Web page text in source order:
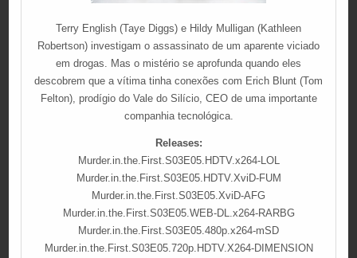
Terry English (Taye Diggs) e Hildy Mulligan (Kathleen
Robertson) investigam o assassinato de um aparente viciado
em drogas. Mas o mistério se aprofunda quando eles
descobrem que a vítima tinha conexões com Erich Blunt (Tom
Felton), prodígio do Vale do Silício, CEO de uma importante
companhia tecnológica.
Releases:
Murder.in.the.First.S03E05.HDTV.x264-LOL
Murder.in.the.First.S03E05.HDTV.XviD-FUM
Murder.in.the.First.S03E05.XviD-AFG
Murder.in.the.First.S03E05.WEB-DL.x264-RARBG
Murder.in.the.First.S03E05.480p.x264-mSD
Murder.in.the.First.S03E05.720p.HDTV.X264-DIMENSION